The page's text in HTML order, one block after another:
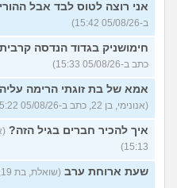
למה בנות בממוצע הרבה יותר
נחמדות לבנות אחרות מאשר
לבנים?
(Itay Daniel Asael, בן
23)
איך יש אנשים שישנים עם
בגדים?
(נעם, בן 14)
האם להרשות לאחרים לקבוע
לי מה ללבוש?
(סיון, בת
ספרים בעברית בקובץ PDF
בחינם? (Rin, בת 19)
אני רוצה לטוס לבד אבל
ב-05/08/26 15:42)
חימושניק בגדוד הנדסה קרבית
כתב ב-05/08/26 15:33)
אמא של בת זוגתי הרימה
(אנונימי, בן 22, כתב ב-05/08/26 15:22)
איך להכיר חברים בגיל הזה?
15:13)
שעת ארוחת ערב (שואלת, בת 19, כתבה ב-04/08/26 13:14)